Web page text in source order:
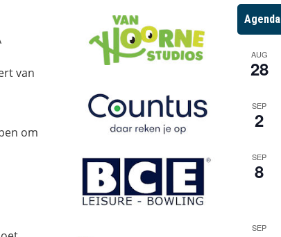
van
om
Agenda
AUG
28
SEP
2
SEP
8
SEP